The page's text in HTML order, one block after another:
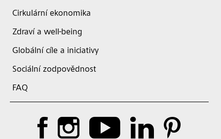
Cirkulární ekonomika
Zdraví a well-being
Globální cíle a iniciativy
Sociální zodpovědnost
FAQ